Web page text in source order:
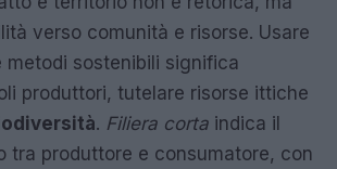
verso comunità e risorse. Usare
metodi sostenibili significa
produttori, tutelare risorse ittiche
. Filiera corta indica il
tra produttore e consumatore, con